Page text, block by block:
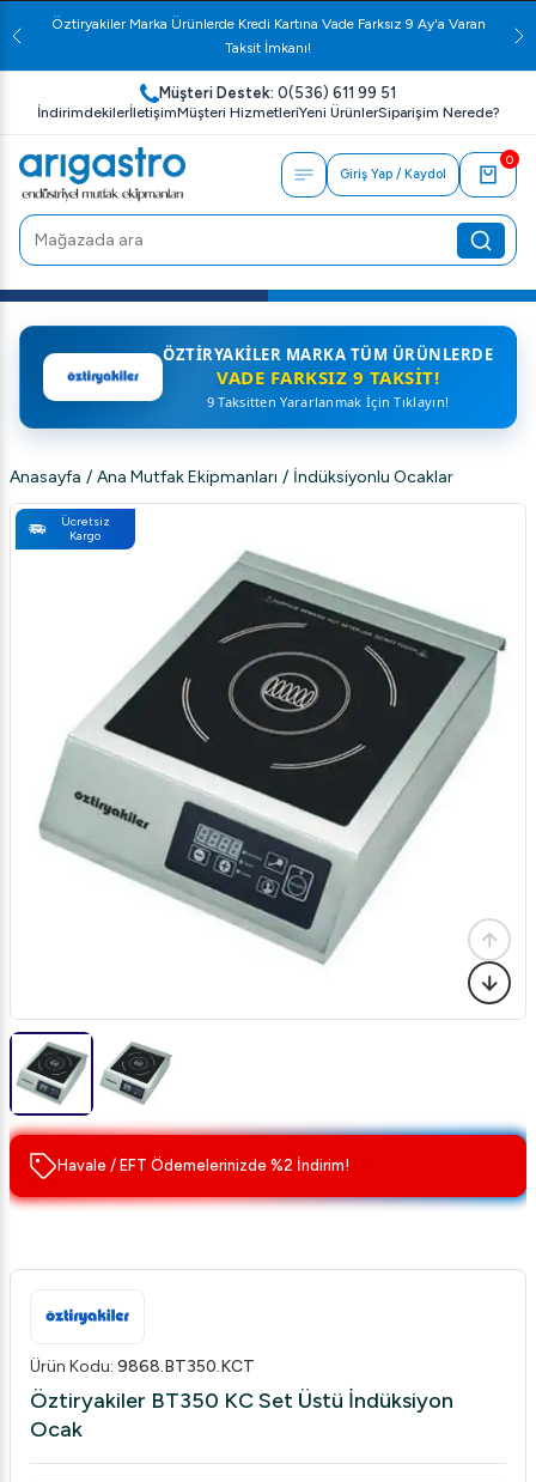
Öztiryakiler Marka Ürünlerde Kredi Kartına Vade Farksız 9 Ay'a Varan
Taksit İmkanı!
Müşteri Destek: 0(536) 611 99 51
İndirimdekilerİletişimMüşteri HizmetleriYeni ÜrünlerSiparişim Nerede?
Giriş Yap / Kaydol
0
ÖZTIRYAKILER MARKA TÜM ÜRÜNLERDE
VADE FARKSIZ 9 TAKSIT!
9 Taksitten Yararlanmak İçin Tıklayın!
Anasayfa / Ana Mutfak Ekipmanları / İndüksiyonlu Ocaklar
Ücretsiz
Kargo
Havale / EFT Ödemelerinizde %2 İndirim!
Ürün Kodu: 9868.BT350.KCT
Öztiryakiler BT350 KC Set Üstü İndüksiyon
Ocak